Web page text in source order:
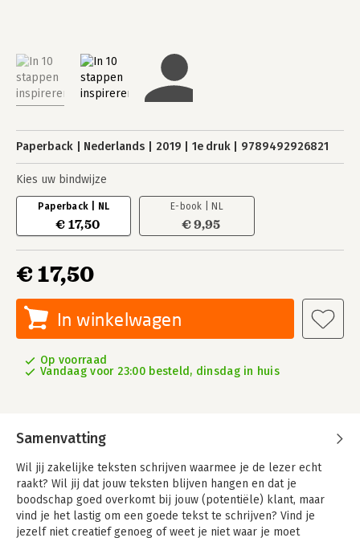
Paperback Nederlands 2019 1e druk 9789492926821
Kies uw bindwijze
Paperback | NL
€ 17,50
E-book | NL
€ 9,95
€ 17,50
In winkelwagen
Op voorraad
Vandaag voor 23:00 besteld, dinsdag in huis
Samenvatting
Wil jij zakelijke teksten schrijven waarmee je de lezer echt
raakt? Wil jij dat jouw teksten blijven hangen en dat je
boodschap goed overkomt bij jouw (potentiële) klant, maar
vind je het lastig om een goede tekst te schrijven? Vind je
jezelf niet creatief genoeg of weet je niet waar je moet